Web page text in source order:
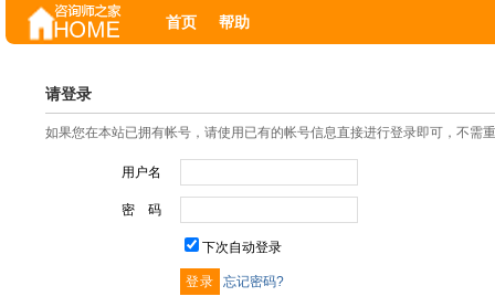
首页 帮助
请登录
如果您在本站已拥有帐号，请使用已有的帐号信息直接进行登录即可，不需
用户名
密 码
下次自动登录
忘记密码?